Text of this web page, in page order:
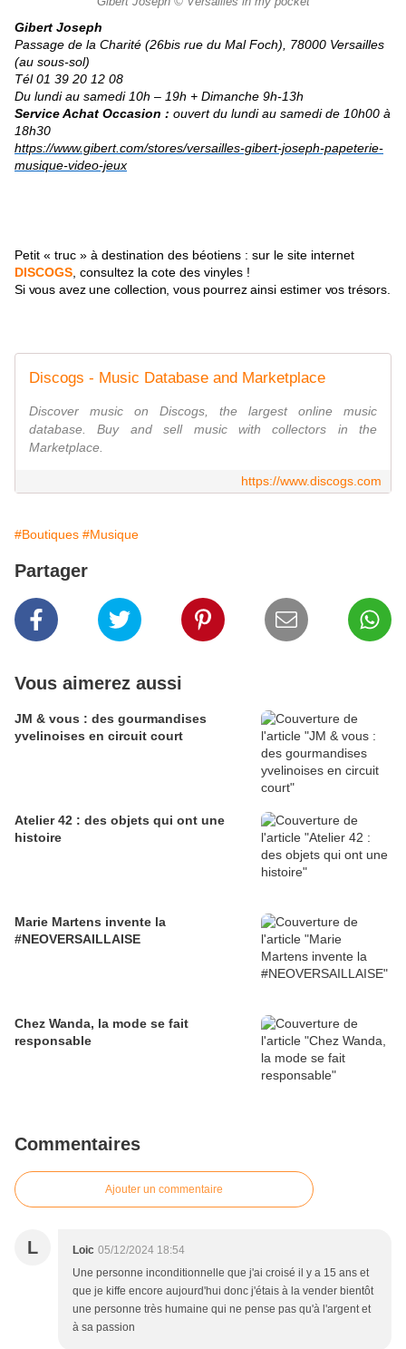
Gibert Joseph
Passage de la Charité (26bis rue du Mal Foch), 78000 Versailles
(au sous-sol)
Tél 01 39 20 12 08
Du lundi au samedi 10h – 19h + Dimanche 9h-13h
Service Achat Occasion : ouvert du lundi au samedi de 10h00 à
18h30
https://www.gibert.com/stores/versailles-gibert-joseph-papeterie-
musique-video-jeux
Petit « truc » à destination des béotiens : sur le site internet
DISCOGS , consultez la cote des vinyles !
Si vous avez une collection, vous pourrez ainsi estimer vos trésors.
Discogs - Music Database and Marketplace
Discover music on Discogs, the largest online music
database. Buy and sell music with collectors in the
Marketplace.
https://www.discogs.com
#Boutiques #Musique
Partager
Vous aimerez aussi
JM & vous : des gourmandises
yvelinoises en circuit court
Atelier 42 : des objets qui ont une
histoire
Marie Martens invente la
#NEOVERSAILLAISE
Chez Wanda, la mode se fait
responsable
Commentaires
Ajouter un commentaire
L Loic 05/12/2024 18:54
Une personne inconditionnelle que j'ai croisé il y a 15 ans et
que je kiffe encore aujourd'hui donc j'étais à la vender bientôt
une personne très humaine qui ne pense pas qu'à l'argent et
à sa passion